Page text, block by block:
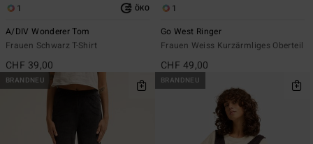
1 ÖKO
A/DIV Wonderer Tom
Frauen Schwarz T-Shirt
CHF 39,00
1
Go West Ringer
Frauen Weiss Kurzärmliges Oberteil
CHF 49,00
BRANDNEU BRANDNEU